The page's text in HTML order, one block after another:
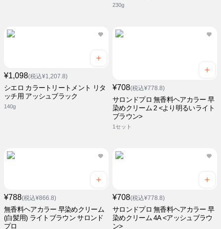
230g
¥1,098(税込¥1,207.8)
シエロ カラートリートメント リタ
ッチ用 アッシュブラック
140g
¥708(税込¥778.8)
サロンドプロ 無香料ヘアカラー 早
染めクリーム 2 <より明るいライト
ブラウン>
1セット
¥788(税込¥866.8)
無香料ヘアカラー 早染めクリーム
(白髪用) ライトブラウン サロンド
プロ
¥708(税込¥778.8)
サロンドプロ 無香料ヘアカラー 早
染めクリーム 4A <アッシュブラウ
ン>